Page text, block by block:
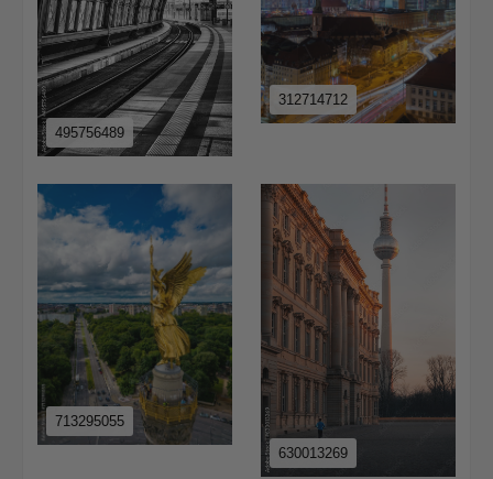
495756489
312714712
713295055
630013269